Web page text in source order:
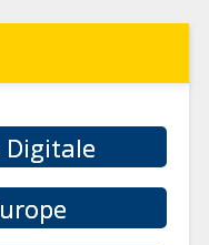
Digitale